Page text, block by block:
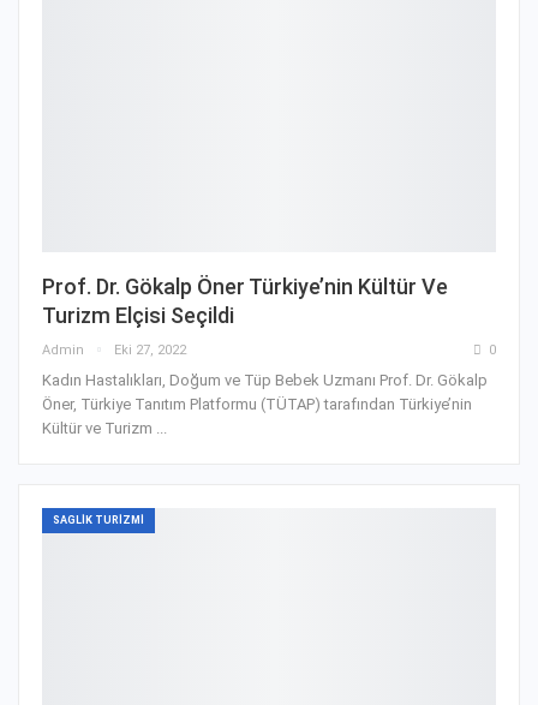
Prof. Dr. Gökalp Öner Türkiye’nin Kültür Ve
Turizm Elçisi Seçildi
Admin Eki 27, 2022 0
Kadın Hastalıkları, Doğum ve Tüp Bebek Uzmanı Prof. Dr. Gökalp
Öner, Türkiye Tanıtım Platformu (TÜTAP) tarafından Türkiye’nin
Kültür ve Turizm ...
SAGLIK TURIZMI